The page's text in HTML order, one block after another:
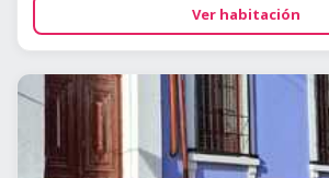
Ver habitación